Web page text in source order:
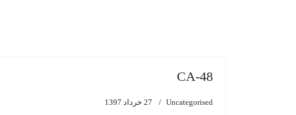
CA-48
Uncategorised 27 خرداد 1397